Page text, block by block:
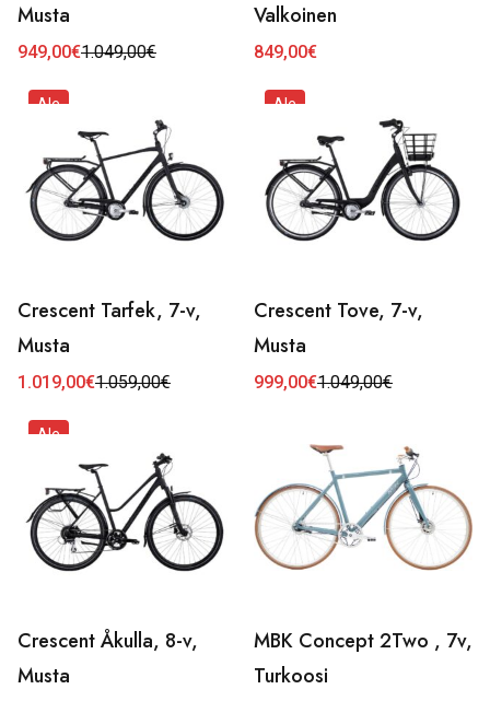
Musta
1.049,00€
Alkuperäinen
oli:
949,00€
Nykyinen
on:
Valkoinen
849,00€
Ale
Crescent Tarfek, 7-v,
Musta
1.059,00€
Alkuperäinen
oli:
1.019,00€
Nykyinen
on:
Ale
Crescent Tove, 7-v,
Musta
1.049,00€
Alkuperäinen
1.049,00€.
999,00€
Nykyinen
999,00€.
Ale
Crescent Åkulla, 8-v,
Musta
MBK Concept 2Two , 7v,
Turkoosi